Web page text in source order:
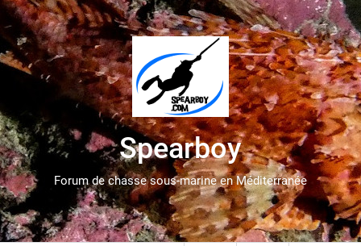
Spearboy
Forum de chasse sous-marine en Méditerranée